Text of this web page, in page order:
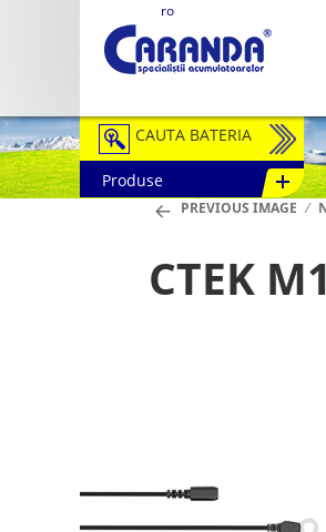
ro
CAUTA BATERIA
Auto / Moto
Semitractiune
Produse
PREVIOUS IMAGE
CTEK